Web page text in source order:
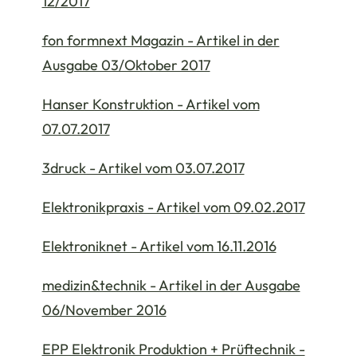
fon formnext Magazin - Artikel in der
Ausgabe 03/Oktober 2017
Hanser Konstruktion - Artikel vom
07.07.2017
3druck - Artikel vom 03.07.2017
Elektronikpraxis - Artikel vom 09.02.2017
Elektroniknet - Artikel vom 16.11.2016
medizin&technik - Artikel in der Ausgabe
06/November 2016
EPP Elektronik Produktion + Prüftechnik -